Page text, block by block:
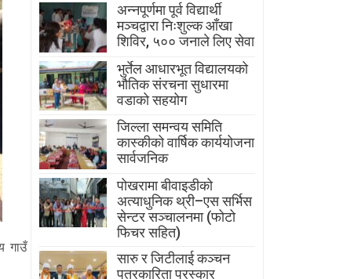
गाउँ
अन्नपूर्णमा पूर्व विद्यार्थी
मञ्चद्वारा निःशुल्क आँखा
शिविर, ५०० जनाले लिए सेवा
भुर्तेल आधारभूत विद्यालयको
भौतिक संरचना सुधारमा
वडाको सहयोग
जिल्ला समन्वय समिति
कास्कीको वार्षिक कार्ययोजना
सार्वजनिक
पोखरामा बीवाइडीको
अत्याधुनिक थ्री–एस सर्भिस
सेन्टर सञ्चालनमा (फोटो
फिचर सहित)
सारु र जिटीलाई कञ्चन
पत्रकारिता पुरस्कार